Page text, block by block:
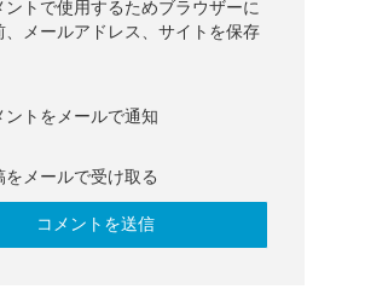
ントで使用するためブラウザーに
、メールアドレス、サイトを保存
ントをメールで通知
をメールで受け取る